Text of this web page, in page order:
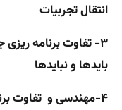
انتقال تجربیات
۳- تفاوت برنامه
بایدها و نبایدها
۴-مهندسی و تفاوت